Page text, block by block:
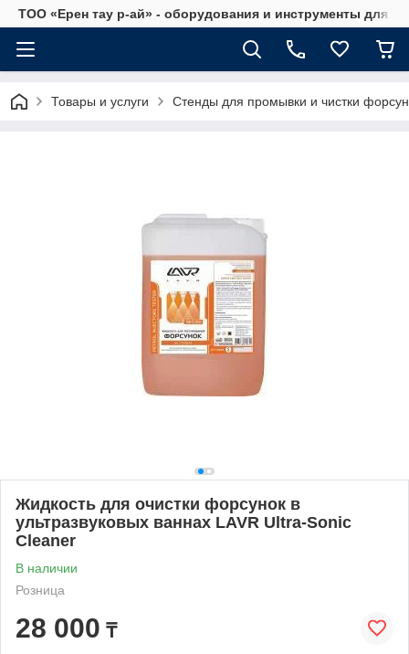
ТОО «Ерен тау р-ай» - оборудования и инструменты для
Товары и услуги Стенды для промывки и чистки
Жидкость для очистки форсунок в
ультразвуковых ваннах LAVR Ultra-Sonic
Cleaner
В наличии
Розница
28 000 ₸